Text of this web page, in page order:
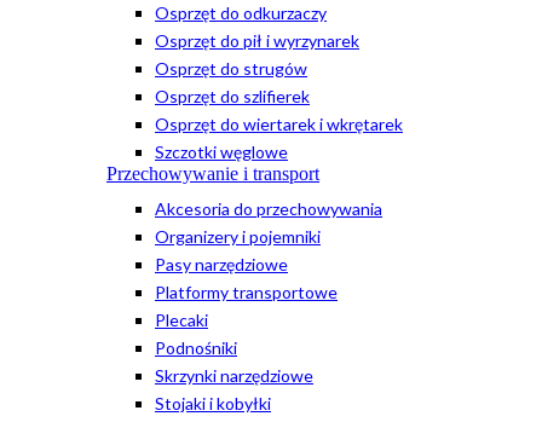
Osprzęt do odkurzaczy
Osprzęt do pił i wyrzynarek
Osprzęt do strugów
Osprzęt do szlifierek
Osprzęt do wiertarek i wkrętarek
Szczotki węglowe
Przechowywanie i transport
Akcesoria do przechowywania
Organizery i pojemniki
Pasy narzędziowe
Platformy transportowe
Plecaki
Podnośniki
Skrzynki narzędziowe
Stojaki i kobyłki